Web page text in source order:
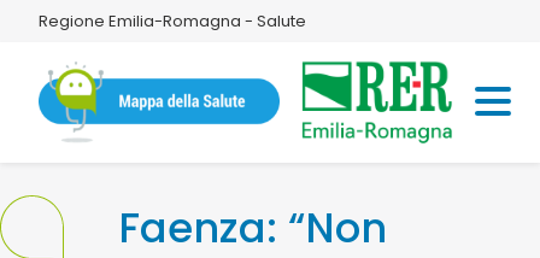
Regione Emilia-Romagna - Salute
Faenza: “Non